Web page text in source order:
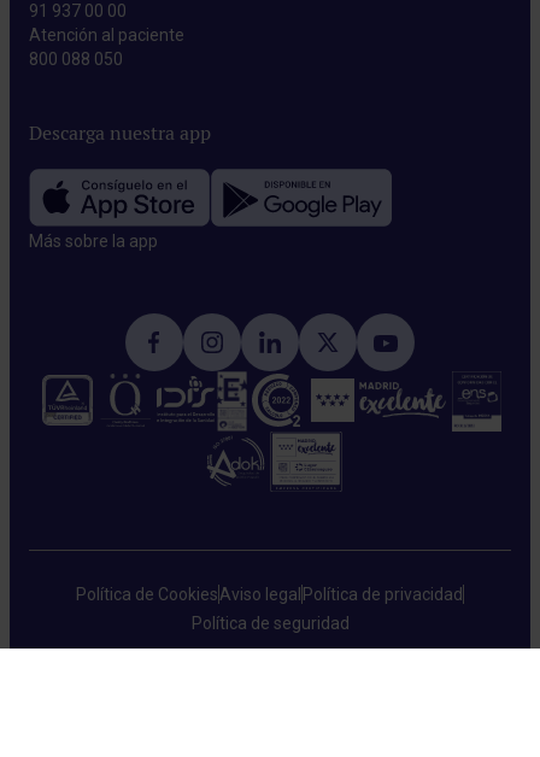
91 937 00 00
Atención al paciente
800 088 050
Descarga nuestra app
Más sobre la app​
Política de CookiesAviso legal Política de privacidad
Política de seguridad